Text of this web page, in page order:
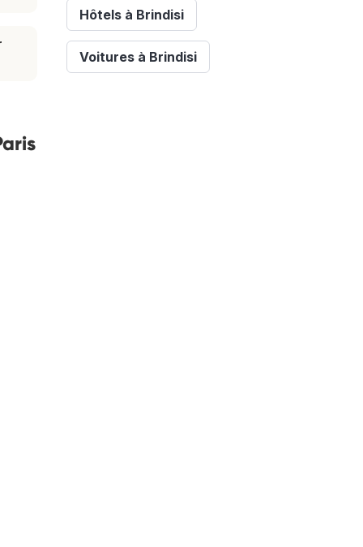
Hôtels à Brindisi
Voitures à Brindisi